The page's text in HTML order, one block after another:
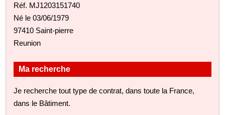
Réf. MJ1203151740
Né le 03/06/1979
97410 Saint-pierre
Reunion
Ma recherche
Je recherche tout type de contrat, dans toute la France,
dans le Bâtiment.